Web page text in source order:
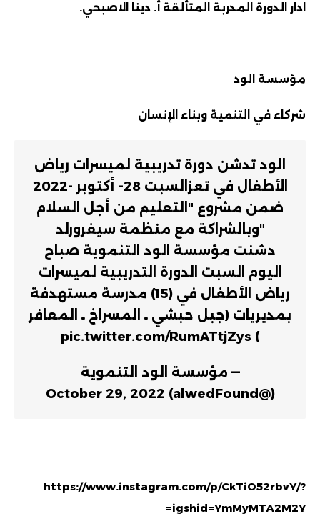
ادار الدورة المدربة المتألقة أ. دينا الاصبحي.
مؤسسة الود
شركاء في التنمية وبناء الإنسان
الود تدشن دورة تدريبية لميسرات رياض
الأطفال في تعزالسبت 28- أكتوبر -2022
ضمن مشروع "التعليم من أجل السلام
"وبالشراكة مع منظمة سيفرورلد
دشنت مؤسسة الود التنموية صباح
اليوم السبت الدورة التدريبية لميسرات
رياض الأطفال في (15) مدرسة مستهدفة
بمديريات (جبل حبشي ـ المسراخ ـ المعافر
)
pic.twitter.com/RumATtjZys
— مؤسسة الود التنموية
(@alwedFound)
October 29, 2022
https://www.instagram.com/p/CkTiO52rbvY/?
igshid=YmMyMTA2M2Y=